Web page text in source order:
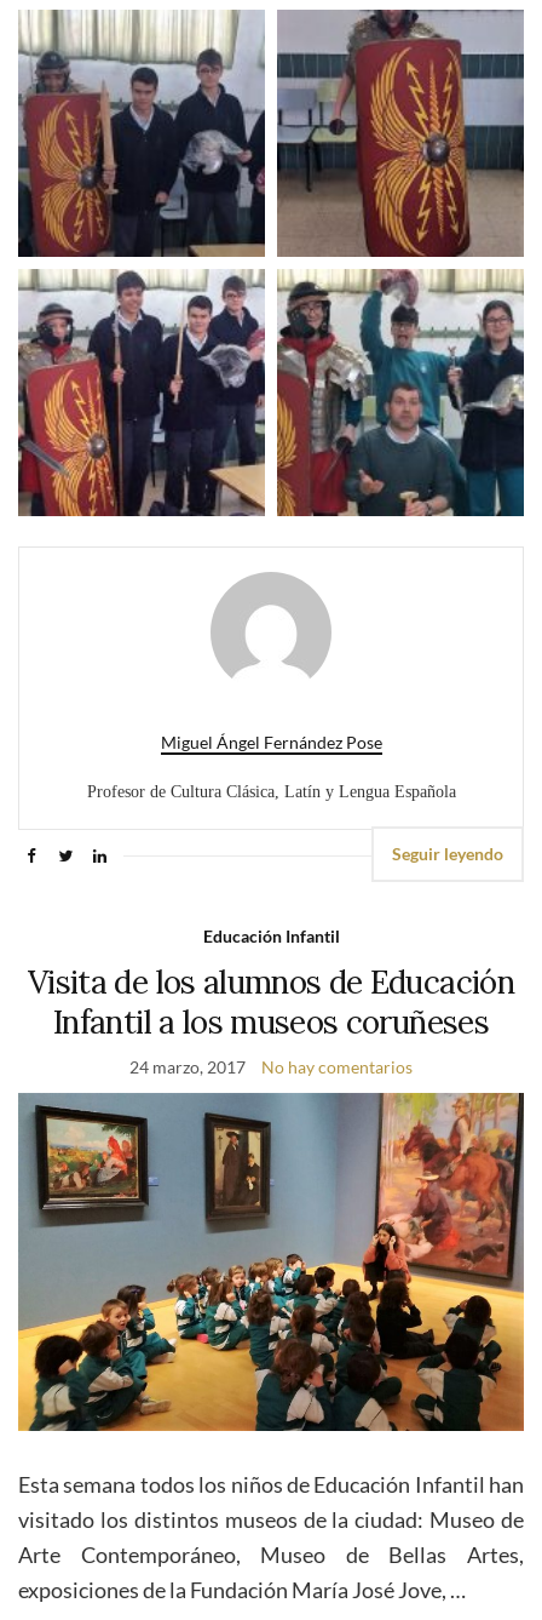
Miguel Ángel Fernández Pose
Profesor de Cultura Clásica, Latín y Lengua Española
Seguir leyendo
Educación Infantil
Visita de los alumnos de Educación
Infantil a los museos coruñeses
24 marzo, 2017 No hay comentarios
Esta semana todos los niños de Educación Infantil han
visitado los distintos museos de la ciudad: Museo de
Arte Contemporáneo, Museo de Bellas Artes,
exposiciones de la Fundación María José Jove, …